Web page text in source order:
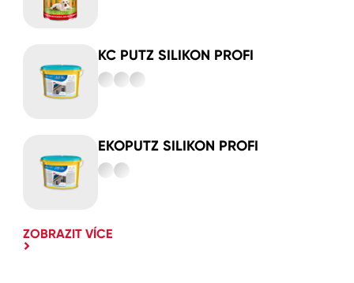
KC PUTZ SILIKON PROFI
EKOPUTZ SILIKON PROFI
ZOBRAZIT VÍCE